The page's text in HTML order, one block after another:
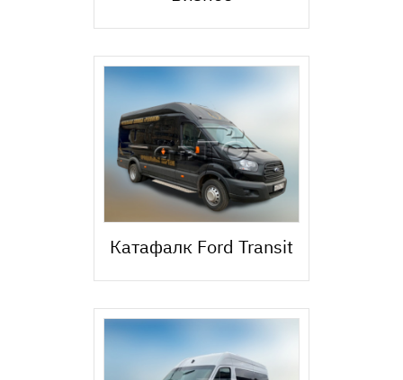
Катафалк Ford Transit